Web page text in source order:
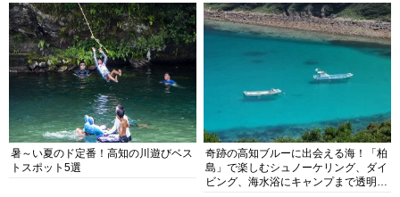
暑～い夏のド定番！高知の川遊びベス
トスポット5選
奇跡の高知ブルーに出会える海！「柏
島」で楽しむシュノーケリング、ダイ
ビング、海水浴にキャンプまで透明度